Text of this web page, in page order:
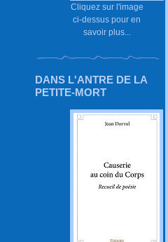
Cliquez sur l'image
ci-dessus pour en
savoir plus...
DANS L'ANTRE DE LA
PETITE-MORT